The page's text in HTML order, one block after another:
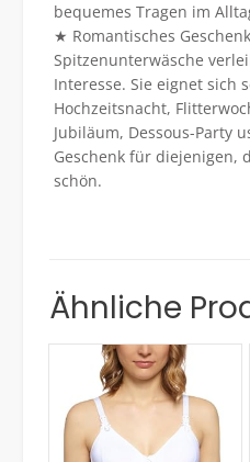
bequemes Tragen im
★ Romantisches
Spitzenunterwäsche
Interesse. Sie eignet sich
Hochzeitsnacht,
Jubiläum, Dessous-Party
Geschenk für diejenigen,
schön.
Ähnliche